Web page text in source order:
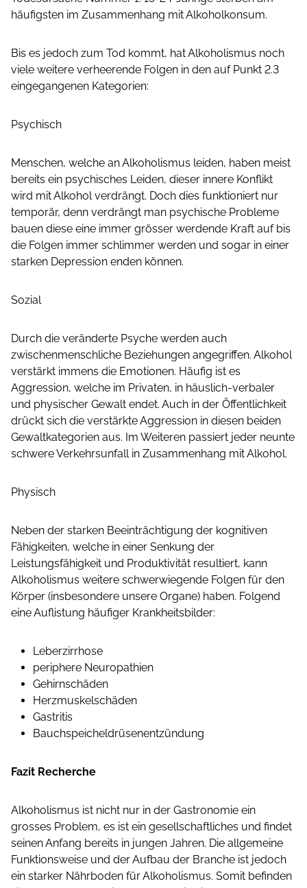
häufigsten im Zusammenhang mit Alkoholkonsum.
Bis es jedoch zum Tod kommt, hat Alkoholismus noch
viele weitere verheerende Folgen in den auf Punkt 2.3
eingegangenen Kategorien:
Psychisch
Menschen, welche an Alkoholismus leiden, haben meist
bereits ein psychisches Leiden, dieser innere Konflikt
wird mit Alkohol verdrängt. Doch dies funktioniert nur
temporär, denn verdrängt man psychische Probleme
bauen diese eine immer grösser werdende Kraft auf bis
die Folgen immer schlimmer werden und sogar in einer
starken Depression enden können.
Sozial
Durch die veränderte Psyche werden auch
zwischenmenschliche Beziehungen angegriffen. Alkohol
verstärkt immens die Emotionen. Häufig ist es
Aggression, welche im Privaten, in häuslich-verbaler
und physischer Gewalt endet. Auch in der Öffentlichkeit
drückt sich die verstärkte Aggression in diesen beiden
Gewaltkategorien aus. Im Weiteren passiert jeder neunte
schwere Verkehrsunfall in Zusammenhang mit Alkohol.
Physisch
Neben der starken Beeinträchtigung der kognitiven
Fähigkeiten, welche in einer Senkung der
Leistungsfähigkeit und Produktivität resultiert, kann
Alkoholismus weitere schwerwiegende Folgen für den
Körper (insbesondere unsere Organe) haben. Folgend
eine Auflistung häufiger Krankheitsbilder:
Leberzirrhose
periphere Neuropathien
Gehirnschäden
Herzmuskelschäden
Gastritis
Bauchspeicheldrüsenentzündung
Fazit Recherche
Alkoholismus ist nicht nur in der Gastronomie ein
grosses Problem, es ist ein gesellschaftliches und findet
seinen Anfang bereits in jungen Jahren. Die allgemeine
Funktionsweise und der Aufbau der Branche ist jedoch
ein starker Nährboden für Alkoholismus. Somit befinden